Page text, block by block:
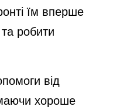
їм вперше
робити
від
хороше